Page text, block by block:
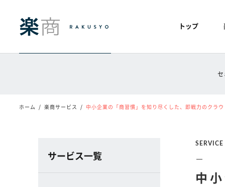
トップ
セ
ホーム 楽商サービス 中小企業の「商習慣」を知り尽くした、即戦力のクラ
SERVICE
中
サービス一覧